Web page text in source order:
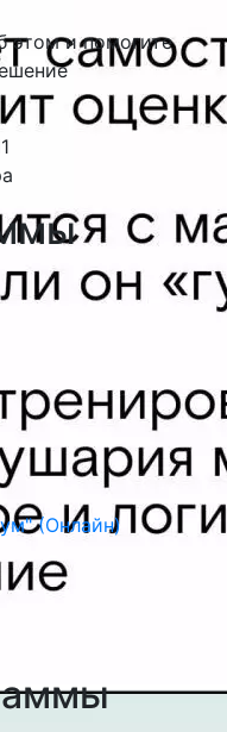
этом и помогите
(Онлайн)